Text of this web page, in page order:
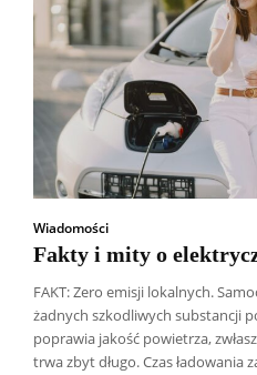
Wiadomości
Fakty i mity o
FAKT: Zero emisji lokalnych.
żadnych szkodliwych substancji
poprawia jakość powietrza,
trwa zbyt długo. Czas ładowania
Wszyscy
ks. Jarosław